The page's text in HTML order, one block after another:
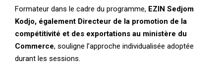
Formateur dans le cadre du programme, EZIN Sedjom
Kodjo, également Directeur de la promotion de la
compétitivité et des exportations au ministère du
Commerce, souligne l’approche individualisée adoptée
durant les sessions.